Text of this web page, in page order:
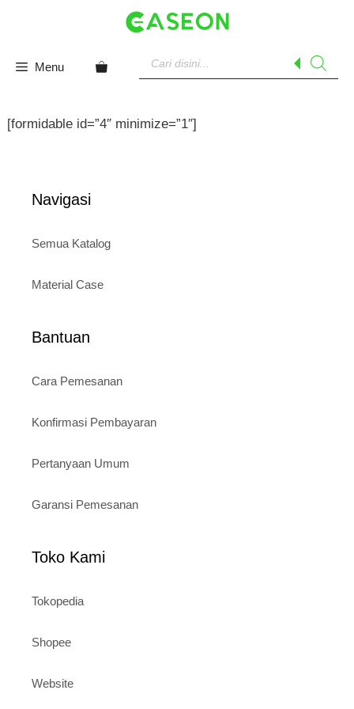
Menu
search
[formidable id=”4″ minimize=”1″]
Navigasi
Semua Katalog
Material Case
Bantuan
Cara Pemesanan
Konfirmasi Pembayaran
Pertanyaan Umum
Garansi Pemesanan
Toko Kami
Tokopedia
Shopee
Website